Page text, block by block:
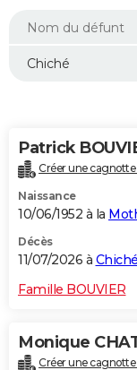
BRICOLAGE
WEEK-END
Alimentation
Guide de la santé
Maladies
Médicaments
Sommeil
VOYAGE
Destinations
City break
Voyage nature
Voyage de noces
Forum
Climat
+PHOTO
GUIDES D'ACHAT
Carte de Noël
Carte Bonne année
Carte Saint-Valentin
Carte Pâques
Carte d'anniversaire
DICTIONNAIRE
Patrick
Créer une cagnotte
Naissance
10/06/1952 à la
Décès
11/07/2026 à Chiché
Famille BOUVIER
Monique
Créer une cagnotte